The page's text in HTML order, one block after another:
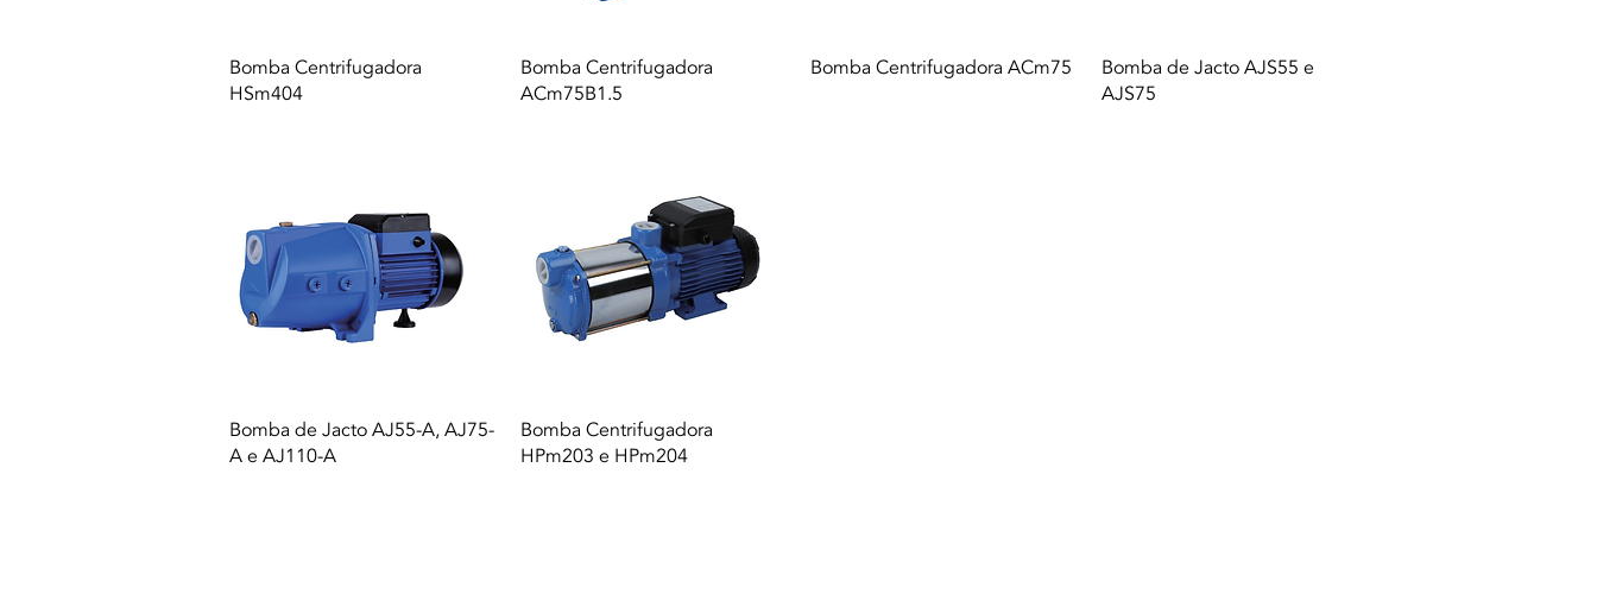
Vista rapida
Bomba Centrifugadora
HSm404
Vista rapida
Bomba Centrifugadora
ACm75B1.5
Vista rapida
Bomba Centrifugadora ACm75 Vista rapida
Bomba de Jacto AJS55 e
AJS75
Vista rapida
Bomba de Jacto AJ55-A, AJ75-
A e AJ110-A
Vista rapida
Bomba Centrifugadora
HPm203 e HPm204